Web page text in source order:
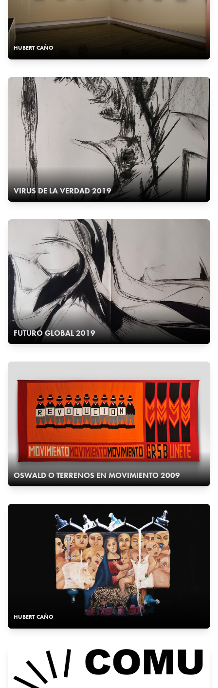
HUBERT CAÑO
VIRUS DE LA VERDAD 2019
FUTURO GLOBAL 2019
OSWALD O TERRENOS EN MOVIMIENTO 2009
HUBERT CAÑO